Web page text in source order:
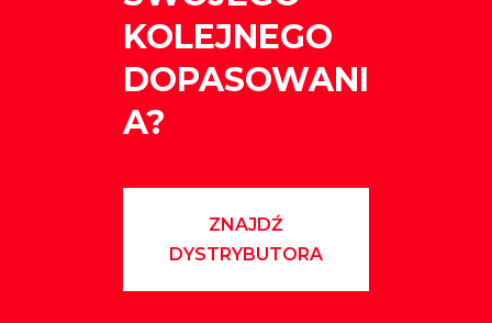
KOLEJNEGO
DOPASOWANI
A?
ZNAJDŹ
DYSTRYBUTORA